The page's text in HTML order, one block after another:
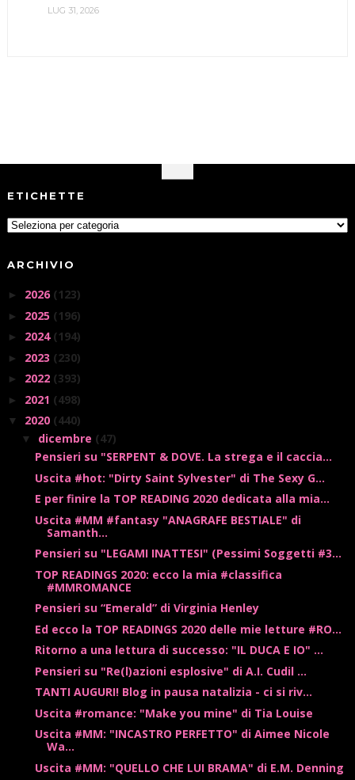
LUG 31, 2026
ETICHETTE
ARCHIVIO
► 2026 (123)
► 2025 (196)
► 2024 (194)
► 2023 (230)
► 2022 (393)
► 2021 (498)
▼ 2020 (440)
▼ dicembre (47)
Pensieri su "SERPENT & DOVE. La strega e il caccia...
Uscita #hot: "Dirty Saint Sylvester" di The Sexy G...
E per finire la TOP READING 2020 dedicata alla mia...
Uscita #MM #fantasy "ANAGRAFE BESTIALE" di
Samanth...
Pensieri su "LEGAMI INATTESI" (Pessimi Soggetti #3...
TOP READINGS 2020: ecco la mia #classifica
#MMROMANCE
Pensieri su “Emerald” di Virginia Henley
Ed ecco la TOP READINGS 2020 delle mie letture #RO...
Ritorno a una lettura di successo: "IL DUCA E IO" ...
Pensieri su "Re(l)azioni esplosive" di A.I. Cudil ...
TANTI AUGURI! Blog in pausa natalizia - ci si riv...
Uscita #romance: "Make you mine" di Tia Louise
Uscita #MM: "INCASTRO PERFETTO" di Aimee Nicole
Wa...
Uscita #MM: "QUELLO CHE LUI BRAMA" di E.M. Denning